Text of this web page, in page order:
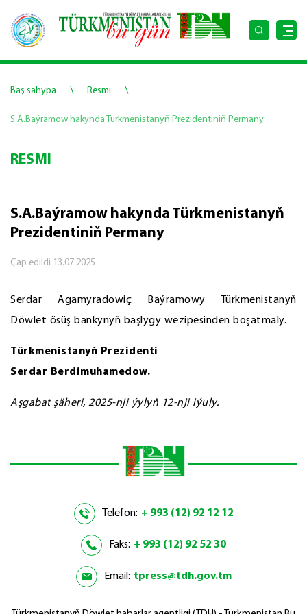
Baş sahypa \ Resmi \
S.A.Baýramow hakynda Türkmenistanyň Prezidentiniň Permany
RESMI
S.A.Baýramow hakynda Türkmenistanyň
Prezidentiniň Permany
Çap edildi 13.07.2025
Serdar Agamyradowiç Baýramowy Türkmenistanyň
Döwlet ösüş bankynyň başlygy wezipesinden boşatmaly.
Türkmenistanyň Prezidenti
Serdar Berdimuhamedow.
Aşgabat şäheri, 2025-nji ýylyň 12-nji iýuly.
Telefon: + 993 (12) 92 12 12
Faks: + 993 (12) 92 52 30
Email: tpress@tdh.gov.tm